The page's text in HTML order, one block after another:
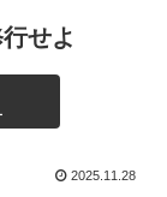
せよ
2025.11.28